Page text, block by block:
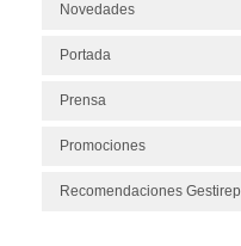
Novedades
Portada
Prensa
Promociones
Recomendaciones Gestirep